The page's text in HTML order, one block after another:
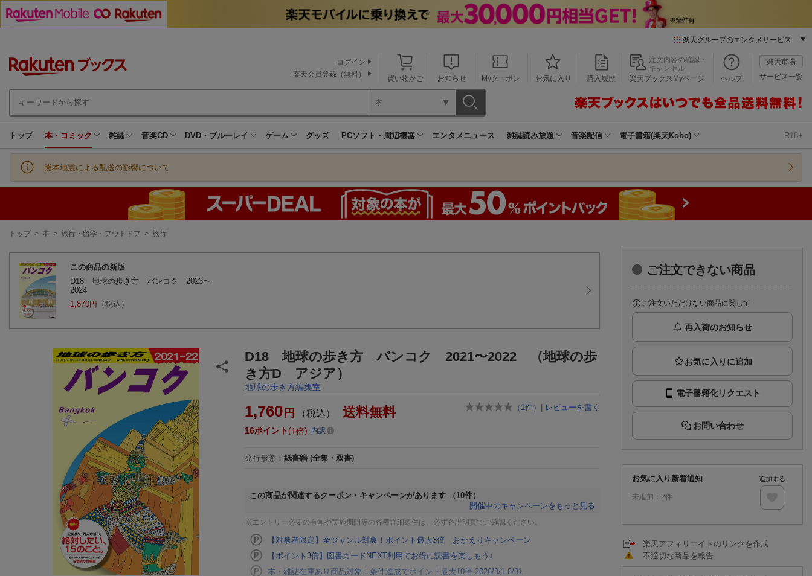
楽天グループのエンタメサービス
本/ゲーム/CD/DVD
楽天ブックス
楽天Kobo
楽天チケット
エンタメニュース
推し楽
買い物かご お知らせ Myクーポン お気に入り 購入履歴
注文内容の確認・
キャンセル
楽天ブックスMyページ
ヘルプ
楽天市場
サービス一覧
ログイン
楽天会員登録（無料）
本
トップ 本・コミック 雑誌 音楽CD DVD・ブルーレイ ゲーム グッズ PCソフト・周辺機器 エンタメニュース 雑誌読み放題 音楽配信 電子書籍(楽天Kobo) R18+
熊本地震による配送の影響について
現
トップ > 本 > 旅行・留学・アウトドア > 旅行
この商品の新版
D18 地球の歩き方 バンコク 2023〜
2024
1,870円 （税込）
D18 地球の歩き方 バンコク 2021〜2022 （地球の歩
き方D アジア）
地球の歩き方編集室
（ 1件） | レビューを書く
1,760 円 （税込） 送料無料
16ポイント 1倍 内訳
発行形態 ： 紙書籍 (全集・双書)
この商品が関連するクーポン・キャンペーンがあります
（10件）
開催中のキャンペーンをもっと見る
※エントリー必要の有無や実施期間等の各種詳細条件は、必ず各説明頁でご確認ください。
【対象者限定】全ジャンル対象！ポイント最大3倍 おかえりキャンペーン
【ポイント3倍】図書カードNEXT利用でお得に読書を楽しもう♪
本・雑誌在庫あり商品対象！条件達成でポイント最大10倍 2026/8/1-8/31
ご注文できない商品
ご注文いただけない商品に関して
再入荷のお知らせ
電子書籍化リクエスト
お問い合わせ
お気に入り新着通知
未追加： 2件
追加する
楽天アフィリエイトのリンクを作成
不適切な商品を報告